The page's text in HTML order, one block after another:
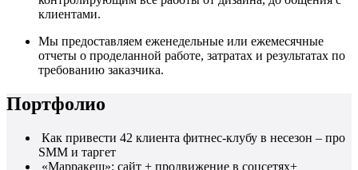
клиентами.
Мы предоставляем еженедельные или ежемесячные
отчеты о проделанной работе, затратах и результатах по
требованию заказчика.
Портфолио
Как привести 42 клиента фитнес-клубу в несезон – про
SMM и таргет
«Марракеш»: сайт + продвижение в соцсетях+